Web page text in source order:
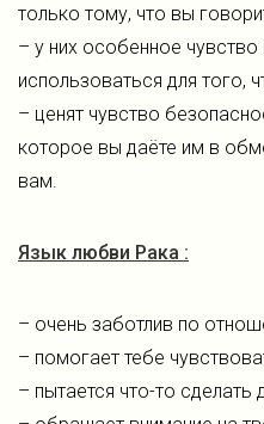
только тому, что вы
– у них особенное
использоваться для того,
– ценят чувство
которое вы даёте им в
вам.
Язык любви Рака :
– очень заботлив по
– помогает тебе
– пытается что-то сделать